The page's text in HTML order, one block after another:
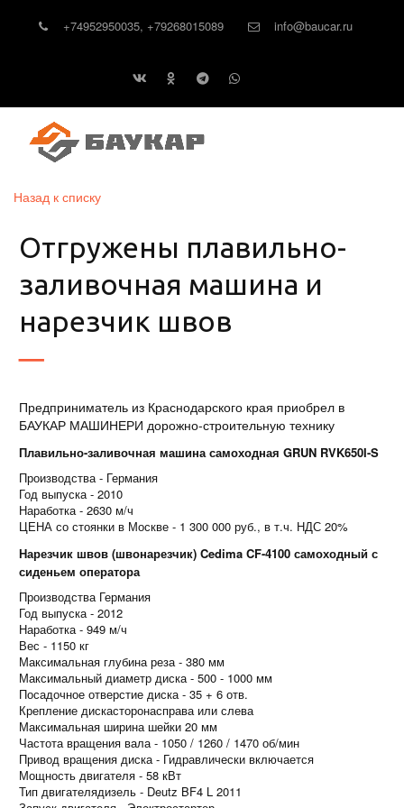
+74952950035, +79268015089 info@baucar.ru
Назад к списку
Отгружены плавильно-
заливочная машина и
нарезчик швов
Предприниматель из Краснодарского края приобрел в
БАУКАР МАШИНЕРИ дорожно-строительную технику
Плавильно-заливочная машина самоходная GRUN RVK650I-S
Производства - Германия
Год выпуска - 2010
Наработка - 2630 м/ч
ЦЕНА со стоянки в Москве - 1 300 000 руб., в т.ч. НДС 20%
Нарезчик швов (швонарезчик) Cedima CF-4100 самоходный с
сиденьем оператора
Производства Германия
Год выпуска - 2012
Наработка - 949 м/ч
Вес - 1150 кг
Максимальная глубина реза - 380 мм
Максимальный диаметр диска - 500 - 1000 мм
Посадочное отверстие диска - 35 + 6 отв.
Крепление дискасторонасправа или слева
Максимальная ширина шейки 20 мм
Частота вращения вала - 1050 / 1260 / 1470 об/мин
Привод вращения диска - Гидравлически включается
Мощность двигателя - 58 кВт
Тип двигателядизель - Deutz BF4 L 2011